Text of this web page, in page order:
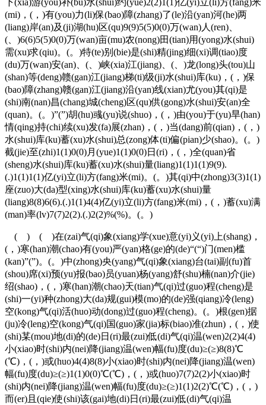
(mi)，(，)有(you)力(li)保(bao)障(zhang)了(le)沿(yan)河(he)两
(liang)岸(an)及(ji)湖(hu)区(qu)9(9)5(5)0(0)万(wan)人(ren)、
(、)6(6)5(5)0(0)万(wan)亩(mu)农(nong)田(tian)用(yong)水(shui)
需(xu)求(qiu)。(。)特(te)别(bie)是(shi)精(jing)细(xi)调(tiao)度
(du)万(wan)安(an)、(、)峡(xia)江(jiang)、(、)龙(long)头(tou)山
(shan)等(deng)赣(gan)江(jiang)梯(ti)级(ji)水(shui)库(ku)，(，)保
(bao)障(zhang)赣(gan)江(jiang)沿(yan)线(xian)尤(you)其(qi)是
(shi)南(nan)昌(chang)城(cheng)区(qu)供(gong)水(shui)安(an)全
(quan)。(。)”(”)胡(hu)彧(yu)说(shuo)，(，)由(you)于(yu)旱(han)
情(qing)持(chi)续(xu)发(fa)展(zhan)，(，)当(dang)前(qian)，(，)
水(shui)库(ku)蓄(xu)水(shui)总(zong)体(ti)偏(pian)少(shao)。(。)
截(jie)至(zhi)1(1)0(0)月(yue)1(1)0(0)日(ri)，(，)全(quan)省
(sheng)水(shui)库(ku)蓄(xu)水(shui)量(liang)1(1)1(1)9(9).
(.)1(1)1(1)亿(yi)立(li)方(fang)米(mi)。(。)其(qi)中(zhong)3(3)1(1)
座(zuo)大(da)型(xing)水(shui)库(ku)蓄(xu)水(shui)量
(liang)8(8)6(6).(.)1(1)4(4)亿(yi)立(li)方(fang)米(mi)，(，)蓄(xu)满
(man)率(lv)7(7)2(2).(.)2(2)%(%)。(。)
( ) ( )在(zai)气(qi)象(xiang)学(xue)意(yi)义(yi)上(shang)，
(，)寒(han)潮(chao)有(you)严(yan)格(ge)的(de)“(“)门(men)槛
(kan)”(”)。(。)中(zhong)央(yang)气(qi)象(xiang)台(tai)副(fu)首
(shou)席(xi)预(yu)报(bao)员(yuan)杨(yang)舒(shu)楠(nan)介(jie)
绍(shao)，(，)寒(han)潮(chao)天(tian)气(qi)过(guo)程(cheng)是
(shi)一(yi)种(zhong)大(da)规(gui)模(mo)的(de)强(qiang)冷(leng)
空(kong)气(qi)活(huo)动(dong)过(guo)程(cheng)。(。)根(gen)据
(ju)冷(leng)空(kong)气(qi)国(guo)家(jia)标(biao)准(zhun)，(，)使
(shi)某(mou)地(di)的(de)日(ri)最(zui)低(di)气(qi)温(wen)2(2)4(4)
小(xiao)时(shi)内(nei)降(jiang)温(wen)幅(fu)度(du)≥(≥)8(8)℃
(℃)，(，)或(huo)4(4)8(8)小(xiao)时(shi)内(nei)降(jiang)温(wen)
幅(fu)度(du)≥(≥)1(1)0(0)℃(℃)，(，)或(huo)7(7)2(2)小(xiao)时
(shi)内(nei)降(jiang)温(wen)幅(fu)度(du)≥(≥)1(1)2(2)℃(℃)，(，)
而(er)且(qie)使(shi)该(gai)地(di)日(ri)最(zui)低(di)气(qi)温